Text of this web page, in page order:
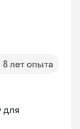
8 лет опыта
для